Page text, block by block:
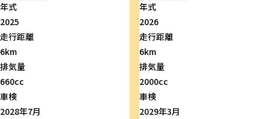
年式
2025
走行距離
6km
排気量
660cc
車検
2028年7月
年式
2026
走行距離
6km
排気量
2000cc
車検
2029年3月